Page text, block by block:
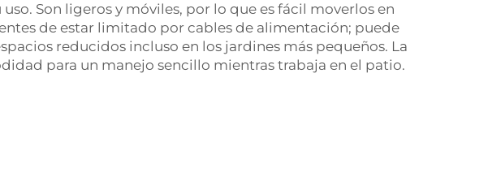
Son ligeros y móviles, por lo que es fácil moverlos en
de estar limitado por cables de alimentación; puede
reducidos incluso en los jardines más pequeños. La
para un manejo sencillo mientras trabaja en el patio.